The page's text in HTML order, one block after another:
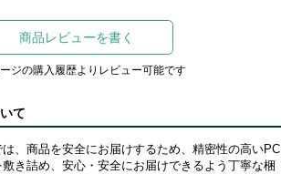
商品レビューを書く
ジの購入履歴よりレビュー可能です
て
、商品を安全にお届けするため、精密性の高いPC
き詰め、安心・安全にお届けできるよう丁寧な梱